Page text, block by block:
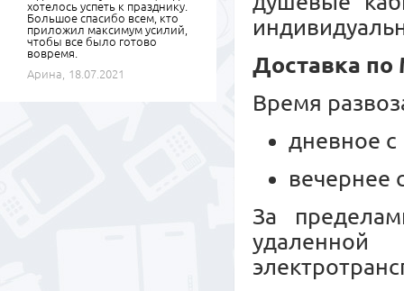
Доставка
Время
дневное с
вечернее
За
хотелось успеть к празднику.
Большое спасибо всем, кто
приложил максимум усилий,
чтобы все было готово
вовремя.
Арина,
18.07.2021